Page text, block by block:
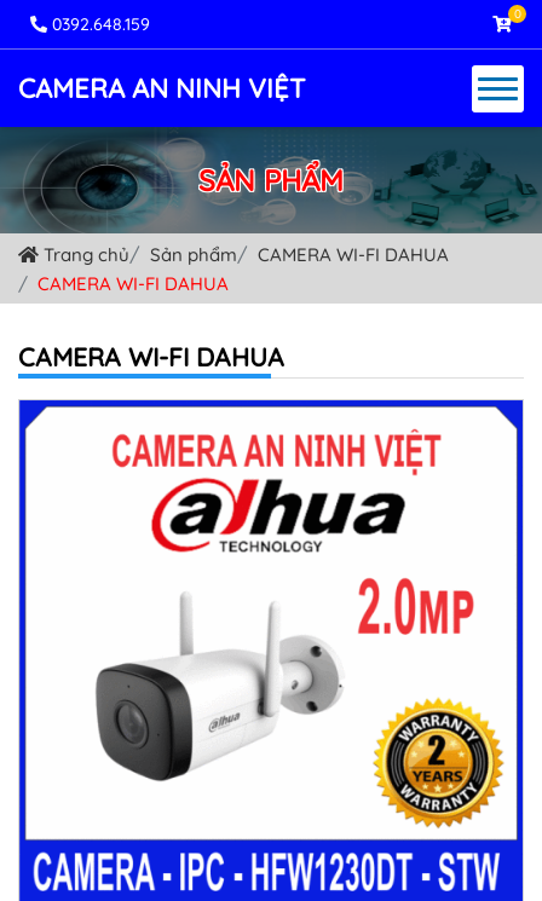
0392.648.159 0
CAMERA AN NINH VIỆT
SẢN PHẨM
Trang chủ Sản phẩm
CAMERA WI-FI DAHUA
CAMERA WI-FI DAHUA
CAMERA WI-FI DAHUA